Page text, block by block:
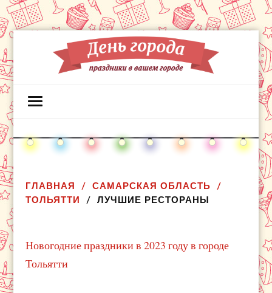
ГЛАВНАЯ
САМАРСКАЯ ОБЛАСТЬ
ТОЛЬЯТТИ
ЛУЧШИЕ РЕСТОРАНЫ
Новогодние праздники в 2023 году в городе
Тольятти